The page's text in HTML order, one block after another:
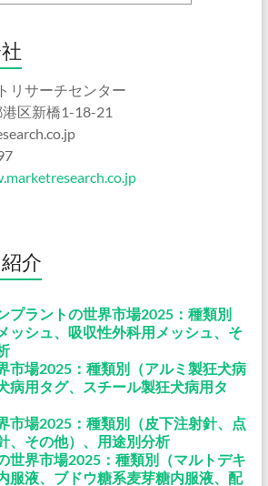
リサーチセンター
区新橋1-18-21
介
プラントの世界市場2025：種類別
ッシュ、吸収性外科用メッシュ、そ
市場2025：種類別（アルミ製狂犬病
病用タグ、スチール製狂犬病用タ
市場2025：種類別（皮下注射針、点
、その他）、用途別分析
世界市場2025：種類別（マルトデキ
服液、ブドウ糖系麦芽糖内服液、配